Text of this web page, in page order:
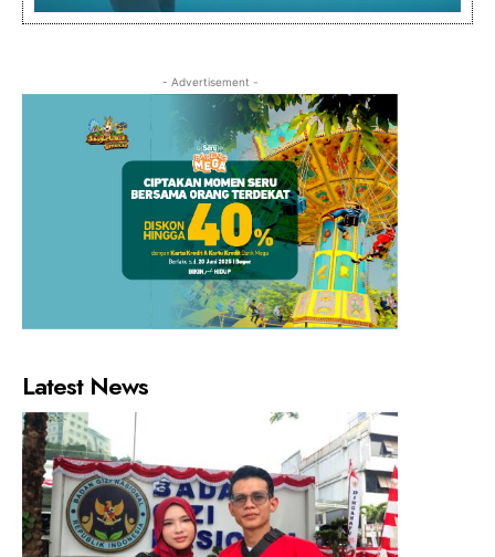
- Advertisement -
Latest News